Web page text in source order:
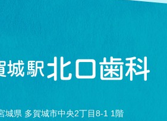
県 多賀城市中央2丁目8-1 1階